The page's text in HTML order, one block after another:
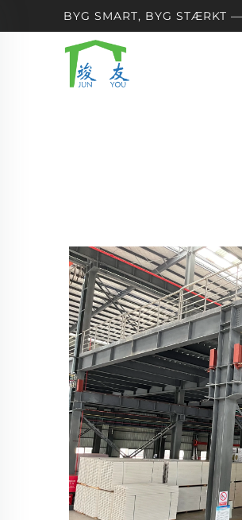
BYG SMART, BYG STÆRKT